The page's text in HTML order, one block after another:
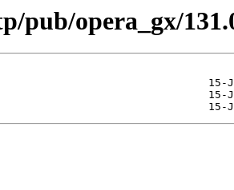
pub/opera_gx/